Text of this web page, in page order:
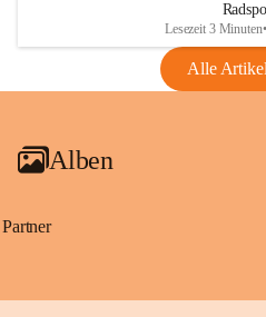
VBl. EU Nr. 18_2026Lesezeit 3 Minuten•
Alle
Alben
Partner